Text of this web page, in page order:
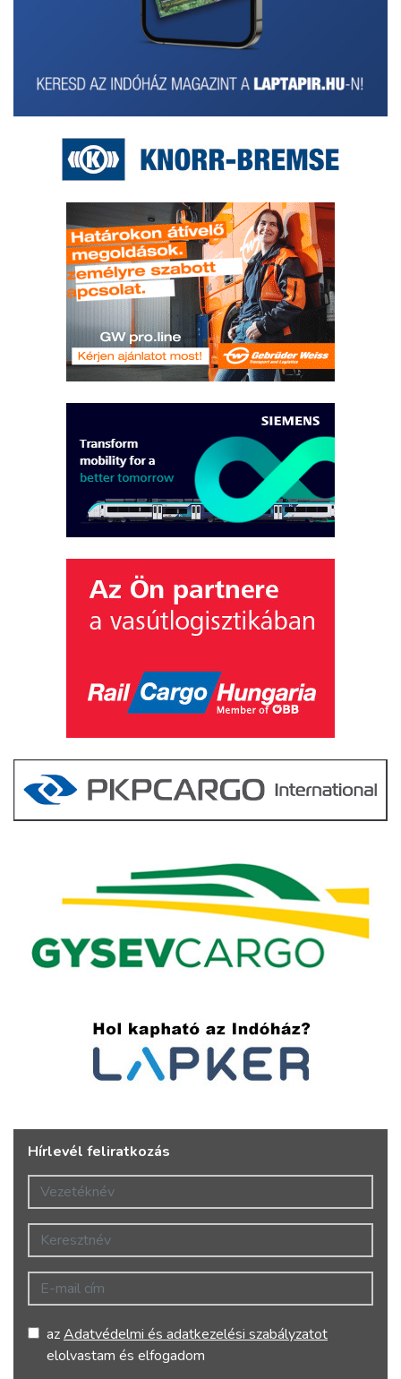
Hírlevél feliratkozás
Vezetéknév
Keresztnév
E-mail cím
azAdatvédelmi és adatkezelési szabályzatot
elolvastam és elfogadom